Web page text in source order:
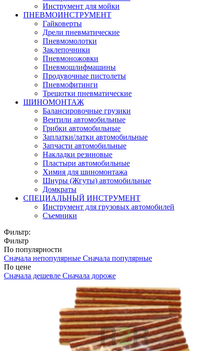
Инструмент для мойки
ПНЕВМОИНСТРУМЕНТ
Гайковерты
Дрели пневматические
Пневмомолотки
Заклепочники
Пневмоножовки
Пневмошлифмашины
Продувочные пистолеты
Пневмофитинги
Трещотки пневматические
ШИНОМОНТАЖ
Балансировочные грузики
Вентили автомобильные
Грибки автомобильные
Заплатки/латки автомобильные
Запчасти автомобильные
Накладки резиновые
Пластыри автомобильные
Химия для шиномонтажа
Шнуры (Жгуты) автомобильные
Домкраты
СПЕЦИАЛЬНЫЙ ИНСТРУМЕНТ
Инструмент для грузовых автомобилей
Съемники
Фильтр:
Фильтр
По популярности
Сначала непопулярные Сначала популярные
По цене
Сначала дешевле Сначала дороже